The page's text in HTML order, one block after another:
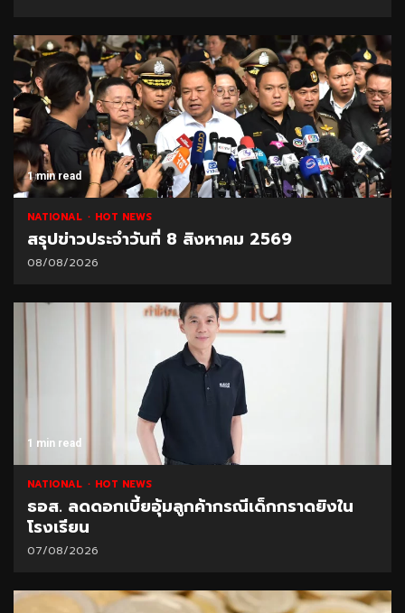
1 min read
NATIONAL HOT NEWS
สรุปข่าวประจำวันที่ 8 สิงหาคม 2569
08/08/2026
1 min read
NATIONAL HOT NEWS
ธอส. ลดดอกเบี้ยอุ้มลูกค้ากรณีเด็กกราดยิงใน
โรงเรียน
07/08/2026